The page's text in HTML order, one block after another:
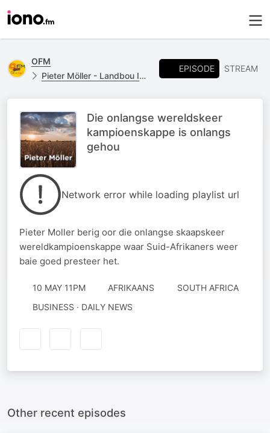
OFM
Pieter Möller - Landbou Insetsels
EPISODE STREAM
Die onlangse wereldskeer
kampioenskappe is onlangs
gehou
Network error while loading playlist url
Pieter Moller berig oor die onlangse skaapskeer
wereldkampioenskappe waar Suid-Afrikaners weer
baie goed presteer het.
10 MAY 11PM AFRIKAANS
SOUTH AFRICA
BUSINESS · DAILY NEWS
Other recent episodes